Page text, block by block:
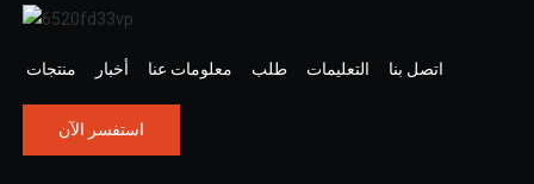
منتجات أخبار معلومات عنا طلب التعليمات اتصل بنا
استفسر الآن